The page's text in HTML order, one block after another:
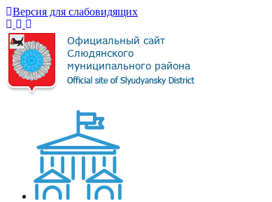
Версия для слабовидящих